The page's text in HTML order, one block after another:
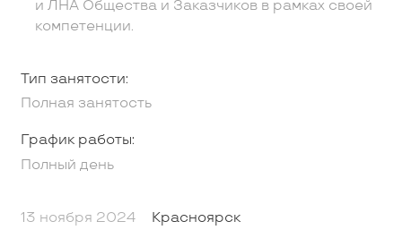
и ЛНА Общества и Заказчиков в рамках своей
компетенции.
Тип занятости:
Полная занятость
График работы:
Полный день
13 ноября 2024 Красноярск